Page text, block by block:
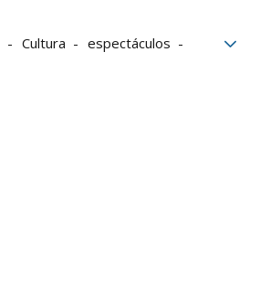
Cultura
espectáculos